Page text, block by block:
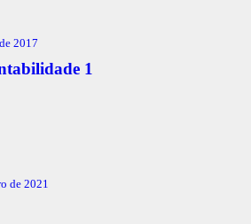
2017
1
de 2021